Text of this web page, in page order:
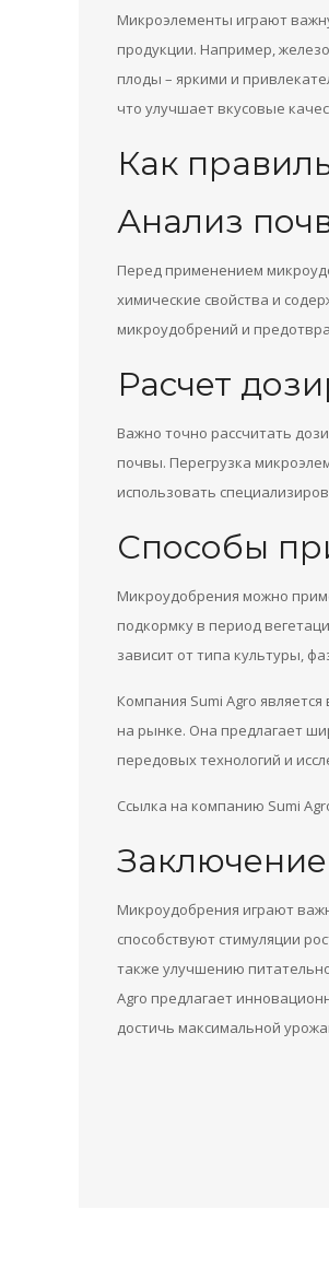
Микроэлементы играют
продукции. Например,
плоды – яркими и
что улучшает вкусовые
Как
Анализ
Перед применением
химические свойства и
микроудобрений и
Расчет
Важно точно рассчитать
почвы. Перегрузка
использовать
Способы
Микроудобрения можно
подкормку в период
зависит от типа культуры,
Компания Sumi Agro
на рынке. Она предлагает
передовых технологий и
Ссылка на компанию Sumi
Заключение
Микроудобрения играют
способствуют стимуляции
также улучшению
Agro предлагает
достичь максимальной